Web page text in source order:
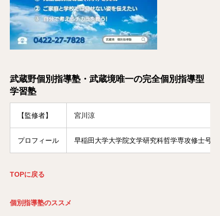
武蔵野個別指導塾・武蔵境唯一の完全個別指導型
学習塾
【監修者】 宮川涼
プロフィール 早稲田大学大学院文学研究科哲学専攻修士号
TOPに戻る
個別指導塾のススメ